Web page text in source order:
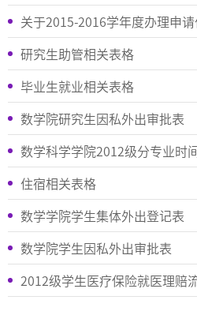
关于2015-2016学年度办理申请住（退）宿、延期毕业生
研究生助管相关表格
毕业生就业相关表格
数学院研究生因私外出审批表
数学科学学院2012级分专业时
住宿相关表格
数学学院学生集体外出登记表
数学院学生因私外出审批表
2012级学生医疗保险就医理赔